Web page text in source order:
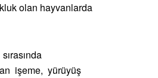
olan hayvanlarda
işeme, yürüyüş